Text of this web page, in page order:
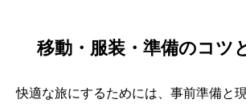
移動・服装・準備のコツ
快適な旅にするためには、事前準備と